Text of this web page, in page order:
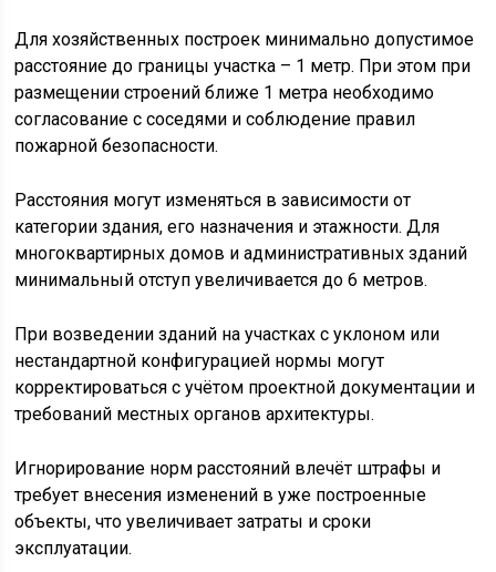
Для хозяйственных построек минимально допустимое
расстояние до границы участка – 1 метр. При этом при
размещении строений ближе 1 метра необходимо
согласование с соседями и соблюдение правил
пожарной безопасности.
Расстояния могут изменяться в зависимости от
категории здания, его назначения и этажности. Для
многоквартирных домов и административных зданий
минимальный отступ увеличивается до 6 метров.
При возведении зданий на участках с уклоном или
нестандартной конфигурацией нормы могут
корректироваться с учётом проектной документации и
требований местных органов архитектуры.
Игнорирование норм расстояний влечёт штрафы и
требует внесения изменений в уже построенные
объекты, что увеличивает затраты и сроки
эксплуатации.